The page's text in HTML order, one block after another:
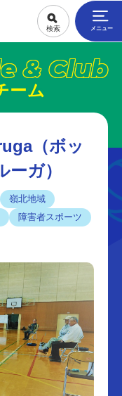
& Club
ーム
（ボッ
ガ）
嶺北地域
障害者スポーツ